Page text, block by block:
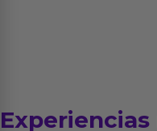
Experiencias